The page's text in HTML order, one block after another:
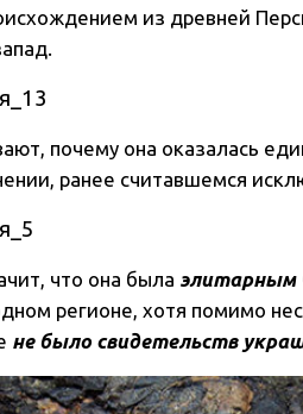
из древней
почему она оказалась
ранее считавшемся
что она была элитарным
регионе, хотя помимо
не было свидетельств